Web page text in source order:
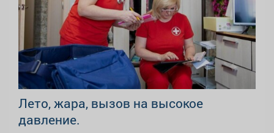
Лето, жара, вызов на высокое
давление.